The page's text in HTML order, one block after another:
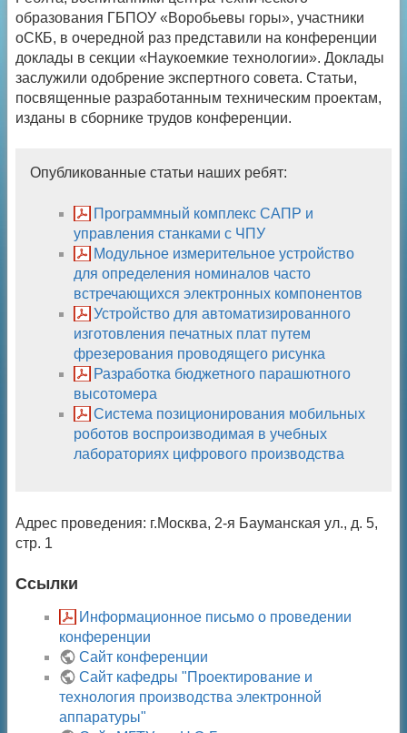
образования ГБПОУ «Воробьевы горы», участники
оСКБ, в очередной раз представили на конференции
доклады в секции «Наукоемкие технологии». Доклады
заслужили одобрение экспертного совета. Статьи,
посвященные разработанным техническим проектам,
изданы в сборнике трудов конференции.
Опубликованные статьи наших ребят:
Программный комплекс САПР и
управления станками с ЧПУ
Модульное измерительное устройство
для определения номиналов часто
встречающихся электронных компонентов
Устройство для автоматизированного
изготовления печатных плат путем
фрезерования проводящего рисунка
Разработка бюджетного парашютного
высотомера
Система позиционирования мобильных
роботов воспроизводимая в учебных
лабораториях цифрового производства
Адрес проведения: г.Москва, 2-я Бауманская ул., д. 5,
стр. 1
Ссылки
Информационное письмо о проведении
конференции
Сайт конференции
Сайт кафедры "Проектирование и
технология производства электронной
аппаратуры"